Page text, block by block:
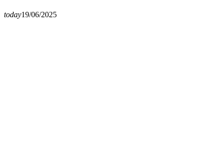
today19/06/2025